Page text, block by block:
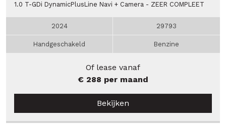
1.0 T-GDi DynamicPlusLine Navi + Camera - ZEER COMPLEET
2024 29793
Handgeschakeld Benzine
Of lease vanaf
€ 288 per maand
Bekijken